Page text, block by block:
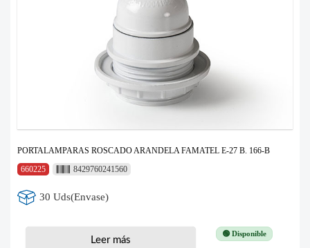
PORTALAMPARAS ROSCADO ARANDELA FAMATEL E-27 B. 166-B
660225
8429760241560
30 Uds(Envase)
🟢 Disponible
Leer más